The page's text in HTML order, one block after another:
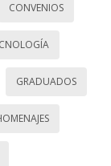
CONVENIOS
GRADUADOS